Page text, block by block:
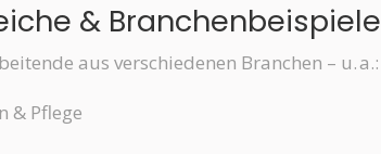
& Branchenbeispiele
aus verschiedenen Branchen – u. a.:
& Pflege